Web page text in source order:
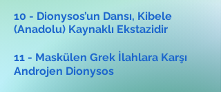
10 - Dionysos’un Dansı, Kibele
(Anadolu) Kaynaklı Ekstazidir
11 - Maskülen Grek İlahlara Karşı
Androjen Dionysos